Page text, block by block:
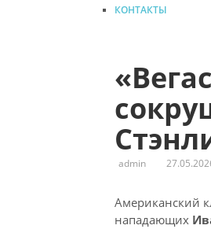
КОНТАКТЫ
admin
Американский
нападающих